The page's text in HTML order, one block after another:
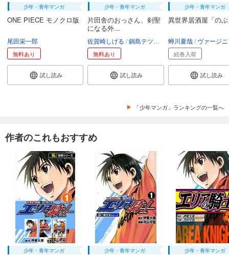
試し読み
あらすじを表示する
エリアの騎士（４５）
カート
試し読み
完結
試し読み
あらすじを表示する
エリアの騎士（４７）
594円 (税込)
完結
カート
試し読み
あらすじを表示する
少年・青年マンガ
ONE PIECE モノクロ版
尾田栄一郎
無料あり
試し読み
少年・青年マンガ
片田舎のおっさん、剣聖
になる外...
佐賀崎しげる 鍋島テツヒロ 空路恵 渡辺樹
無料あり
試し読み
少年・青年マンガ
異世界居酒屋「の
蝉川夏哉 ヴァージニア二
続巻入荷
試し読み
「少年マンガ」ランキングの一覧へ
作者のこれもおすすめ
少年・青年マンガ 少年・青年マンガ 少年・青年マンガ